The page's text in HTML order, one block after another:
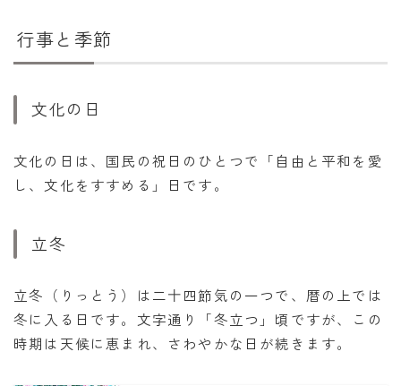
行事と季節
文化の日
文化の日は、国民の祝日のひとつで「自由と平和を愛
し、文化をすすめる」日です。
立冬
立冬（りっとう）は二十四節気の一つで、暦の上では
冬に入る日です。文字通り「冬立つ」頃ですが、この
時期は天候に恵まれ、さわやかな日が続きます。